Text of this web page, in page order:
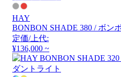
HAY
BONBON SHADE 380 / ボン
定価/上代:
¥136,000 ~